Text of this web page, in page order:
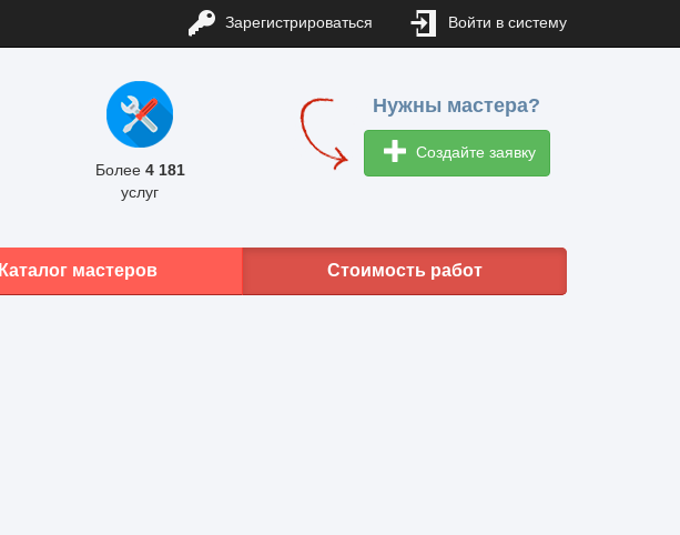
Зарегистрироваться Войти в систему
Более 4 181
услуг
Нужны мастера?
Создайте заявку
Каталог мастеров Стоимость работ